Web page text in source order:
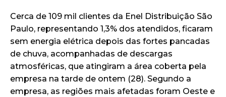
Cerca de 109 mil clientes da Enel Distribuição São
Paulo, representando 1,3% dos atendidos, ficaram
sem energia elétrica depois das fortes pancadas
de chuva, acompanhadas de descargas
atmosféricas, que atingiram a área coberta pela
empresa na tarde de ontem (28). Segundo a
empresa, as regiões mais afetadas foram Oeste e